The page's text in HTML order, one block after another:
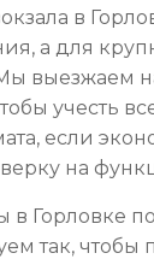
в
а для
выезжаем
учесть
если
на
Горловке
так, чтобы